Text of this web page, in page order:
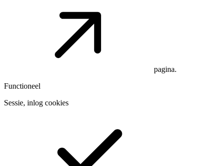
pagina.
Functioneel
Sessie, inlog cookies